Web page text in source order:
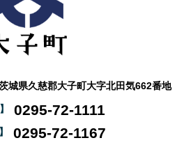
城県久慈郡大子町大字北田気662番地
0295-72-1111
0295-72-1167